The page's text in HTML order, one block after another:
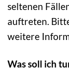
seltenen
auftreten.
weitere
Was soll ich